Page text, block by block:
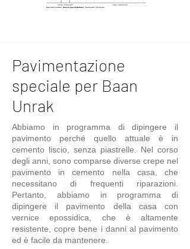
Pavimentazione
speciale per Baan
Unrak
Abbiamo in programma di dipingere il
pavimento perché quello attuale è in
cemento liscio, senza piastrelle. Nel corso
degli anni, sono comparse diverse crepe nel
pavimento in cemento nella casa, che
necessitano di frequenti riparazioni.
Pertanto, abbiamo in programma di
dipingere il pavimento della casa con
vernice epossidica, che è altamente
resistente, copre bene i danni al pavimento
ed è facile da mantenere.